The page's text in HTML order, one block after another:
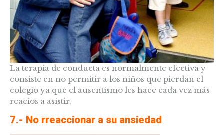
La terapia de conducta es normalmente efectiva y
consiste en no permitir a los niños que pierdan el
colegio ya que el ausentismo les hace cada vez más
reacios a asistir.
7.- No rreaccionar a su ansiedad